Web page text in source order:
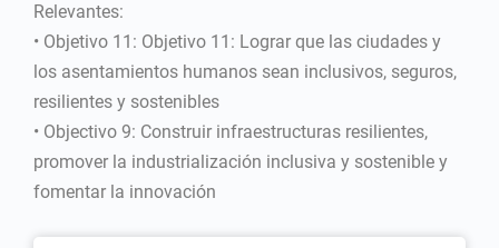
Relevantes:
• Objetivo 11: Objetivo 11: Lograr que las ciudades y
los asentamientos humanos sean inclusivos, seguros,
resilientes y sostenibles
• Objectivo 9: Construir infraestructuras resilientes,
promover la industrialización inclusiva y sostenible y
fomentar la innovación